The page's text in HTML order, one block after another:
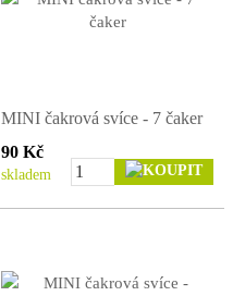
MINI čakrová svíce - 7 čaker
90 Kč
skladem